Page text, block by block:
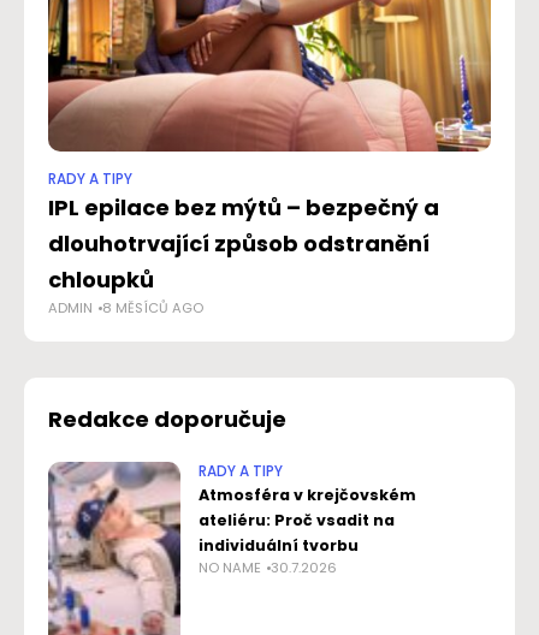
RADY A TIPY
IPL epilace bez mýtů – bezpečný a
dlouhotrvající způsob odstranění
chloupků
ADMIN 8 MĚSÍCŮ AGO
Redakce doporučuje
RADY A TIPY
Atmosféra v krejčovském
ateliéru: Proč vsadit na
individuální tvorbu
NO NAME 30.7.2026